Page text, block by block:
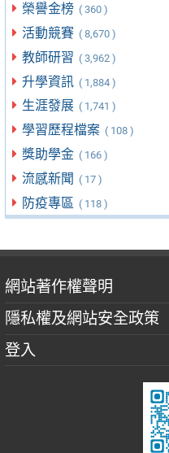
榮譽金榜 ( 360 )
活動競賽 ( 8,670 )
教師研習 ( 3,962 )
升學資訊 ( 1,884 )
生涯發展 ( 1,741 )
學習歷程檔案 ( 108 )
獎助學金 ( 166 )
流感新聞 ( 17 )
防疫專區 ( 118 )
網站著作權聲明
隱私權及網站安全政策
登入